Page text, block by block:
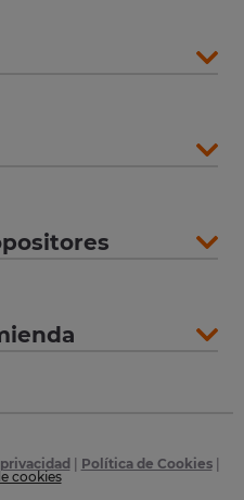
Política de Cookies|
cookies